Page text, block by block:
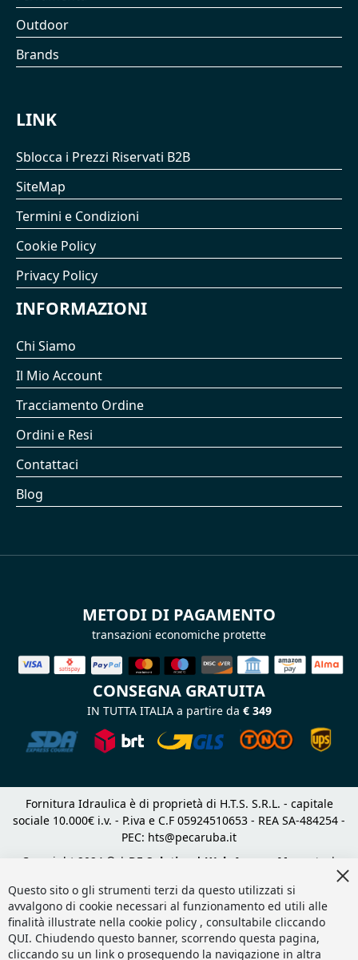
Outdoor
Brands
LINK
Sblocca i Prezzi Riservati B2B
SiteMap
Termini e Condizioni
Cookie Policy
Privacy Policy
INFORMAZIONI
Chi Siamo
Il Mio Account
Tracciamento Ordine
Ordini e Resi
Contattaci
Blog
METODI DI PAGAMENTO
transazioni economiche protette
CONSEGNA GRATUITA
IN TUTTA ITALIA a partire da € 349
Fornitura Idraulica è di proprietà di H.T.S. S.R.L. - capitale
sociale 10.000€ i.v. - P.iva e C.F 05924510653 - REA SA-484254 -
PEC: hts@pecaruba.it
Copyright 2024 © | DF Solution | Web Agency Magento
|
Questo sito o gli strumenti terzi da questo utilizzati si
avvalgono di cookie necessari al funzionamento ed utili alle
finalità illustrate nella cookie policy , consultabile cliccando
QUI. Chiudendo questo banner, scorrendo questa pagina,
cliccando su un link o proseguendo la navigazione in altra